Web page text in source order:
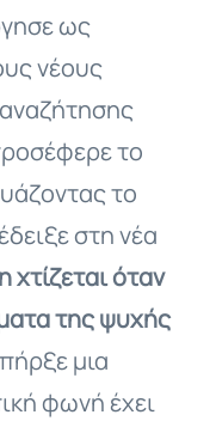
ως
νέους
το
το
στη νέα
όταν
της ψυχής
μια
φωνή έχει